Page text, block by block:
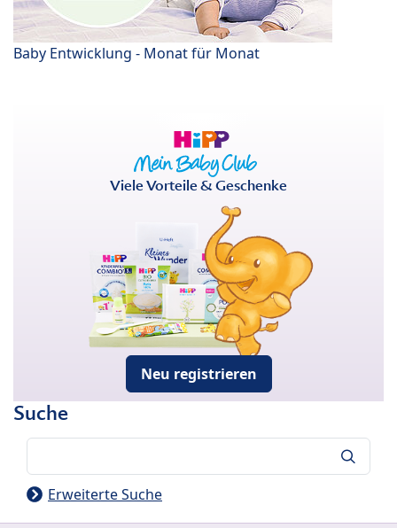
Baby Entwicklung - Monat für Monat
Viele Vorteile & Geschenke
Neu registrieren
Suche
Erweiterte Suche